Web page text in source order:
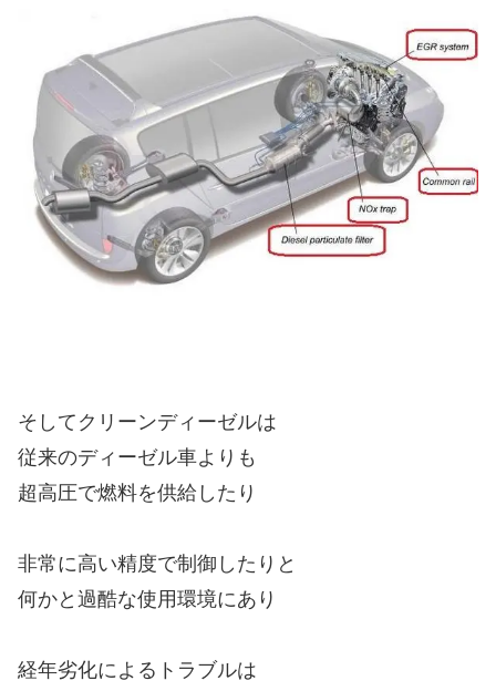
そしてクリーンディーゼルは
従来のディーゼル車よりも
超高圧で燃料を供給したり
非常に高い精度で制御したりと
何かと過酷な使用環境にあり
経年劣化によるトラブルは